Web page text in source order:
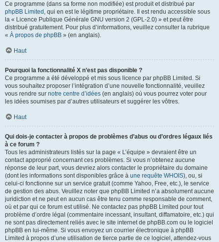
Ce programme (dans sa forme non modifiée) est produit et distribué par
phpBB Limited , qui en est le légitime propriétaire. Il est rendu accessible sous
la « Licence Publique Générale GNU version 2 (GPL-2.0) » et peut être
distribué gratuitement. Pour plus d’informations, veuillez consulter la rubrique
« À propos de phpBB » (en anglais).
Haut
Pourquoi la fonctionnalité X n’est pas disponible ?
Ce programme a été développé et mis sous licence par phpBB Limited. Si
vous souhaitez proposer l’intégration d’une nouvelle fonctionnalité, veuillez
vous rendre sur notre centre d’idées (en anglais) où vous pourrez voter pour
les idées soumises par d’autres utilisateurs et suggérer les vôtres.
Haut
Qui dois-je contacter à propos de problèmes d’abus ou d’ordres légaux liés
à ce forum ?
Tous les administrateurs listés sur la page « L’équipe » devraient être un
contact approprié concernant ces problèmes. Si vous n’obtenez aucune
réponse de leur part, vous devriez alors contacter le propriétaire du domaine
(dont les informations sont disponibles grâce à une requête WHOIS), ou, si
celui-ci fonctionne sur un service gratuit (comme Yahoo, Free, etc.), le service
de gestion des abus. Veuillez noter que phpBB Limited n’a absolument aucune
juridiction et ne peut en aucun cas être tenu comme responsable de comment,
où et par qui ce forum est utilisé. Ne contactez pas phpBB Limited pour tout
problème d’ordre légal (commentaire incessant, insultant, diffamatoire, etc.) qui
ne sont pas directement reliés avec le site internet de phpBB.com ou le logiciel
phpBB en lui-même. Si vous envoyez un courrier électronique à phpBB
Limited à propos d’une utilisation de tierce partie de ce logiciel, attendez-vous